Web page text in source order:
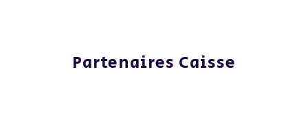
Partenaires Caisse